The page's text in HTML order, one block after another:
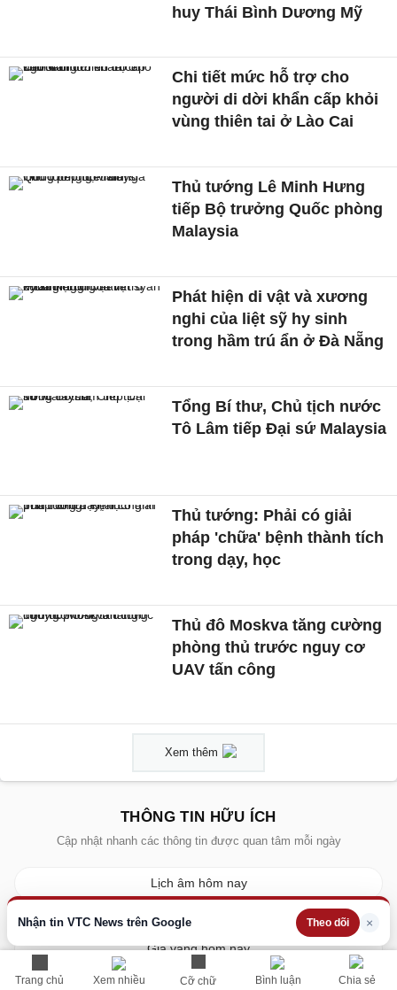
Trang chủ Xem nhiều Cỡ chữ Bình luận Chia sẻ
Nhận tin VTC News trên Google Theo dõi ×
huy Thái Bình Dương Mỹ
Chi tiết mức hỗ trợ cho
người di dời khẩn cấp khỏi
vùng thiên tai ở Lào Cai
Thủ tướng Lê Minh Hưng
tiếp Bộ trưởng Quốc phòng
Malaysia
Phát hiện di vật và xương
nghi của liệt sỹ hy sinh
trong hầm trú ẩn ở Đà Nẵng
Tổng Bí thư, Chủ tịch nước
Tô Lâm tiếp Đại sứ Malaysia
Thủ tướng: Phải có giải
pháp 'chữa' bệnh thành tích
trong dạy, học
Thủ đô Moskva tăng cường
phòng thủ trước nguy cơ
UAV tấn công
Xem thêm
THÔNG TIN HỮU ÍCH
Cập nhật nhanh các thông tin được quan tâm mỗi ngày
Lịch âm hôm nay
Dự báo thời tiết hôm nay
Giá vàng hôm nay
Giá bạc hôm nay